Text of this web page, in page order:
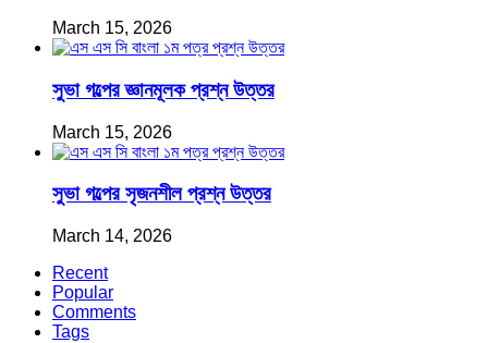
March 15, 2026
সুভা গল্পের জ্ঞানমূলক প্রশ্ন উত্তর
March 15, 2026
সুভা গল্পের সৃজনশীল প্রশ্ন উত্তর
March 14, 2026
Recent
Popular
Comments
Tags